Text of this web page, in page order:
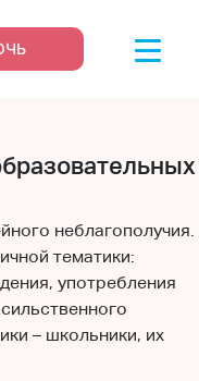
неблагополучия.
тематики:
употребления
– школьники, их